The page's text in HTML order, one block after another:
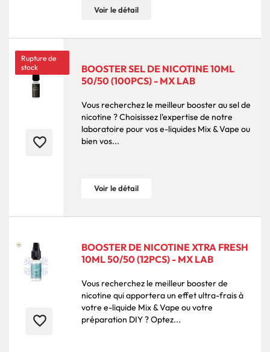
Voir le détail
Rupture de
stock
favorite_border
BOOSTER SEL DE NICOTINE 10ML
50/50 (100PCS) - MX LAB
Vous recherchez le meilleur booster au sel de
nicotine ? Choisissez l'expertise de notre
laboratoire pour vos e-liquides Mix & Vape ou
bien vos...
Voir le détail
favorite_border
BOOSTER DE NICOTINE XTRA FRESH
10ML 50/50 (12PCS) - MX LAB
Vous recherchez le meilleur booster de
nicotine qui apportera un effet ultra-frais à
votre e-liquide Mix & Vape ou votre
préparation DIY ? Optez...